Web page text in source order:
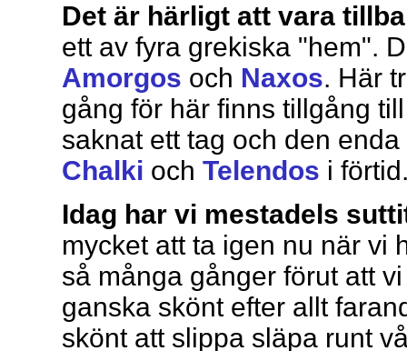
Det är härligt att vara
ett av fyra grekiska "hem".
Amorgos och Naxos. Här
gång för här finns tillgång
saknat ett tag och den
Chalki och Telendos i
Idag har vi mestadels
mycket att ta igen nu när vi
så många gånger förut att
ganska skönt efter allt
skönt att slippa släpa runt